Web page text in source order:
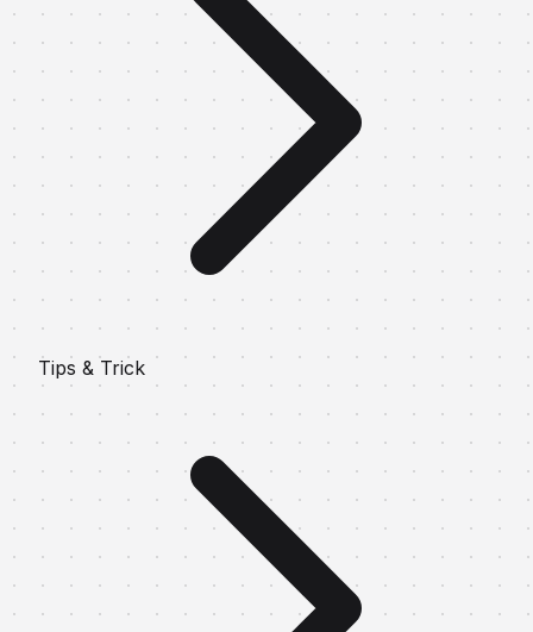
Tips & Trick